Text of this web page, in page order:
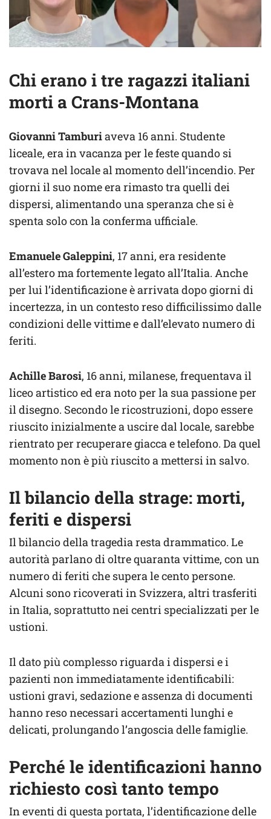
Chi erano i tre ragazzi italiani
morti a Crans-Montana
Giovanni Tamburiaveva 16 anni. Studente
liceale, era in vacanza per le feste quando si
trovava nel locale al momento dell’incendio. Per
giorni il suo nome era rimasto tra quelli dei
dispersi, alimentando una speranza che si è
spenta solo con la conferma ufficiale.
Emanuele Galeppini, 17 anni, era residente
all’estero ma fortemente legato all’Italia. Anche
per lui l’identificazione è arrivata dopo giorni di
incertezza, in un contesto reso difficilissimo dalle
condizioni delle vittime e dall’elevato numero di
feriti.
Achille Barosi, 16 anni, milanese, frequentava il
liceo artistico ed era noto per la sua passione per
il disegno. Secondo le ricostruzioni, dopo essere
riuscito inizialmente a uscire dal locale, sarebbe
rientrato per recuperare giacca e telefono. Da quel
momento non è più riuscito a mettersi in salvo.
Il bilancio della strage: morti,
feriti e dispersi
Il bilancio della tragedia resta drammatico. Le
autorità parlano di oltre quaranta vittime, con un
numero di feriti che supera le cento persone.
Alcuni sono ricoverati in Svizzera, altri trasferiti
in Italia, soprattutto nei centri specializzati per le
ustioni.
Il dato più complesso riguarda i dispersi e i
pazienti non immediatamente identificabili:
ustioni gravi, sedazione e assenza di documenti
hanno reso necessari accertamenti lunghi e
delicati, prolungando l’angoscia delle famiglie.
Perché le identificazioni hanno
richiesto così tanto tempo
In eventi di questa portata, l’identificazione delle